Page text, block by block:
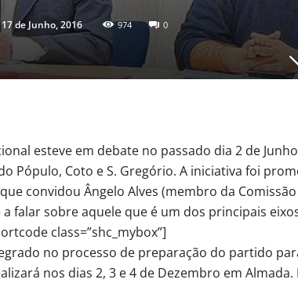
17 de Junho, 2016 974 0
esteve em debate no passado dia 2 de
Pópulo, Coto e S. Gregório. A iniciativa foi
que convidou Ângelo Alves (membro da
falar sobre aquele que é um dos principais
class=”shc_mybox”]
no processo de preparação do partido
nos dias 2, 3 e 4 de Dezembro em